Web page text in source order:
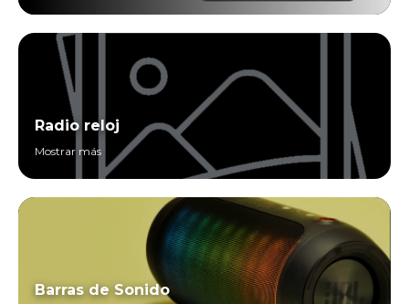
Radio reloj
Mostrar más
Barras de Sonido